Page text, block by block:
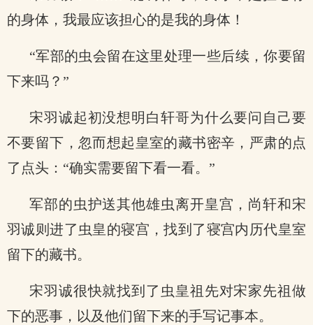
的身体，我最应该担心的是我的身体！
“军部的虫会留在这里处理一些后续，你要留
下来吗？”
宋羽诚起初没想明白轩哥为什么要问自己要
不要留下，忽而想起皇室的藏书密辛，严肃的点
了点头：“确实需要留下看一看。”
军部的虫护送其他雄虫离开皇宫，尚轩和宋
羽诚则进了虫皇的寝宫，找到了寝宫内历代皇室
留下的藏书。
宋羽诚很快就找到了虫皇祖先对宋家先祖做
下的恶事，以及他们留下来的手写记事本。